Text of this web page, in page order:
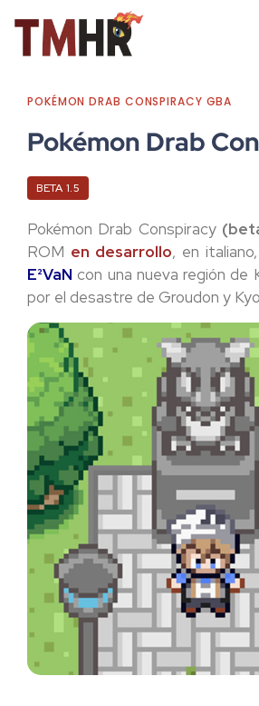
POKÉMON DRAB CONSPIRACY GBA
Pokémon Drab
BETA 1.5
Pokémon Drab Conspiracy
ROM en desarrollo, en
E²VaN con una nueva región
por el desastre de Groudon y